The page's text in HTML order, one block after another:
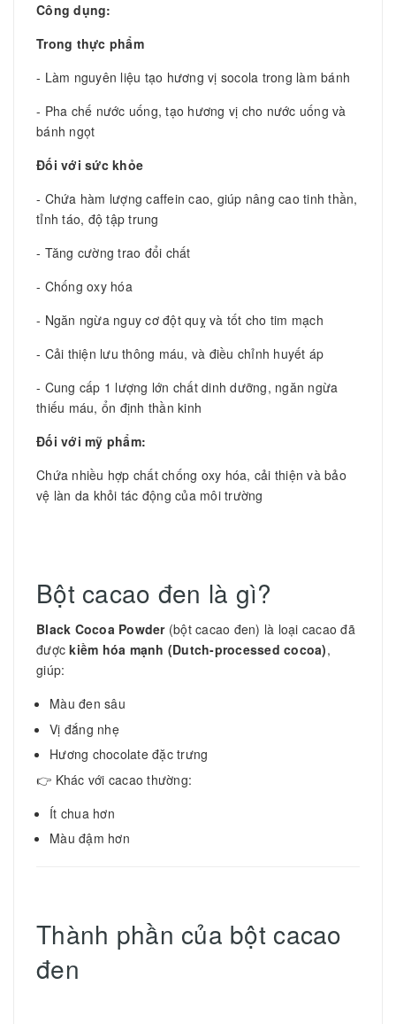
Công dụng:
Trong thực phẩm
- Làm nguyên liệu tạo hương vị socola trong làm bánh
- Pha chế nước uống, tạo hương vị cho nước uống và
bánh ngọt
Đối với sức khỏe
- Chứa hàm lượng caffein cao, giúp nâng cao tinh thần,
tỉnh táo, độ tập trung
- Tăng cường trao đổi chất
- Chống oxy hóa
- Ngăn ngừa nguy cơ đột quỵ và tốt cho tim mạch
- Cải thiện lưu thông máu, và điều chỉnh huyết áp
- Cung cấp 1 lượng lớn chất dinh dưỡng, ngăn ngừa
thiếu máu, ổn định thần kinh
Đối với mỹ phẩm:
Chứa nhiều hợp chất chống oxy hóa, cải thiện và bảo
vệ làn da khỏi tác động của môi trường
Bột cacao đen là gì?
Black Cocoa Powder(bột cacao đen) là loại cacao đã
đượckiềm hóa mạnh (Dutch-processed cocoa),
giúp:
Màu đen sâu
Vị đắng nhẹ
Hương chocolate đặc trưng
👉 Khác với cacao thường:
Ít chua hơn
Màu đậm hơn
Thành phần của bột cacao
đen